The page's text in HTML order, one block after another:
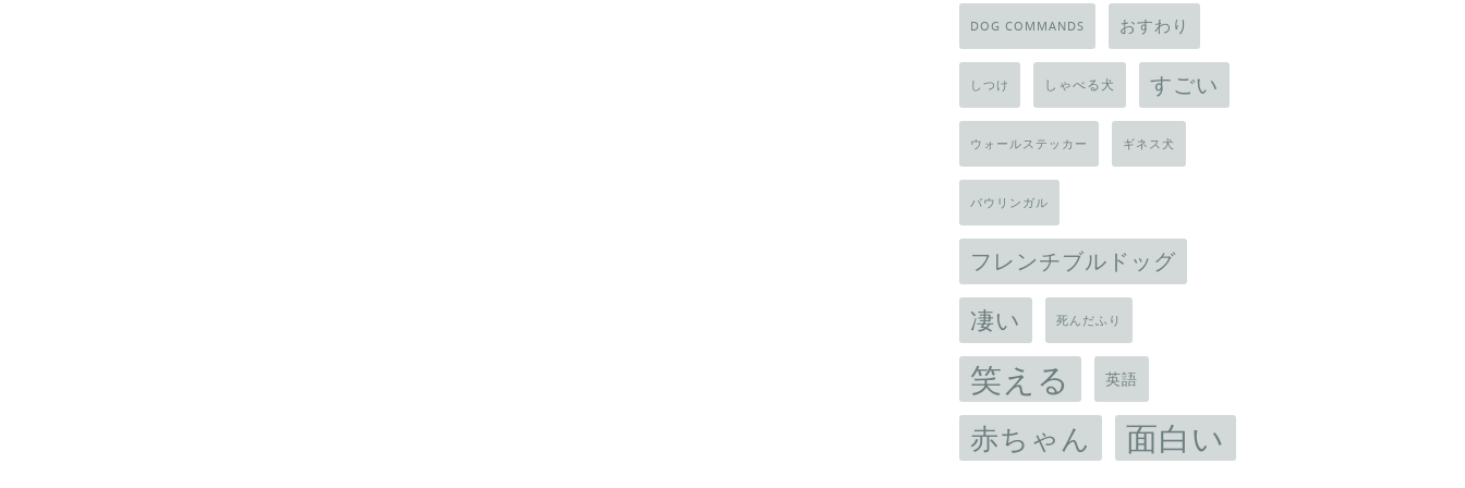
DOG COMMANDS おすわり
しつけ しゃべる犬 すごい
ウォールステッカー ギネス犬
バウリンガル
フレンチブルドッグ
凄い 死んだふり
笑える 英語
赤ちゃん 面白い